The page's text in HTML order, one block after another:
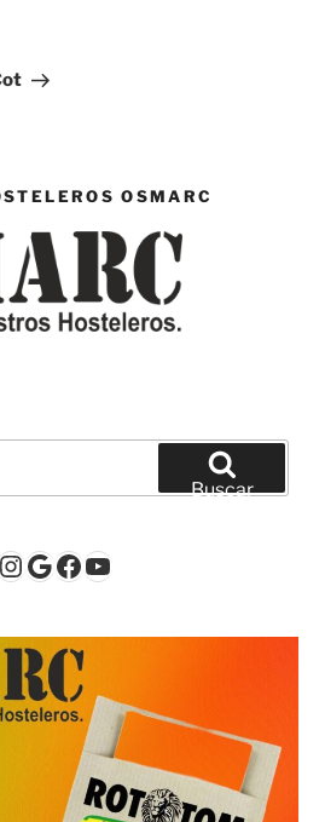
OSMARC
Buscar
Instagram
Google
Facebook
YouTube